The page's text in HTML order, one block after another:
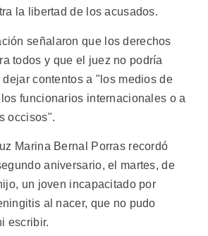
la libertad de los acusados.
señalaron que los derechos
todos y que el juez no podría
contentos a "los medios de
funcionarios internacionales o a
occisos".
Marina Bernal Porras recordó
aniversario, el martes, de
un joven incapacitado por
al nacer, que no pudo
escribir.